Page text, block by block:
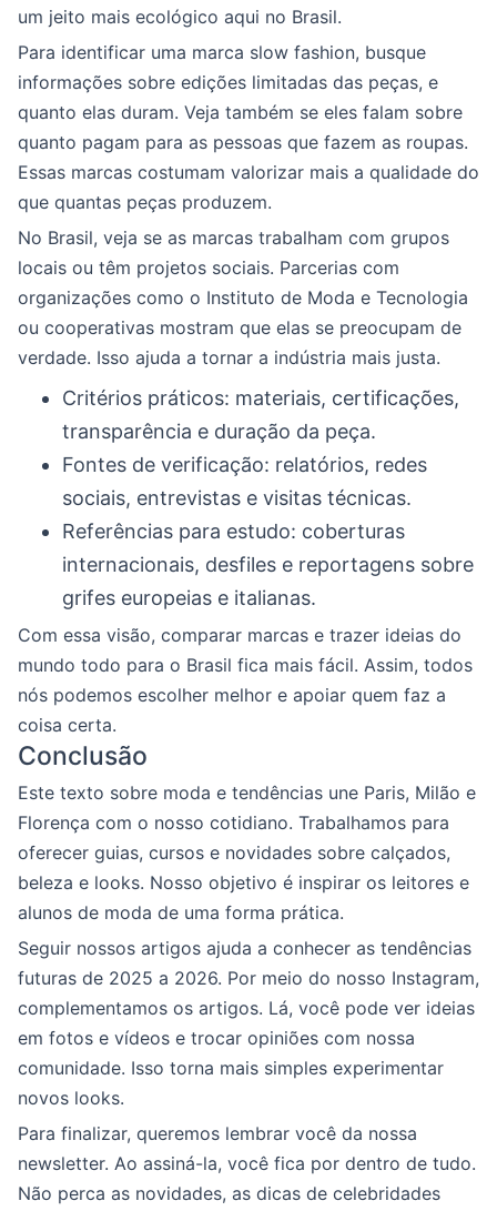
um jeito mais ecológico aqui no Brasil.
Para identificar uma marca slow fashion, busque
informações sobre edições limitadas das peças, e
quanto elas duram. Veja também se eles falam sobre
quanto pagam para as pessoas que fazem as roupas.
Essas marcas costumam valorizar mais a qualidade do
que quantas peças produzem.
No Brasil, veja se as marcas trabalham com grupos
locais ou têm projetos sociais. Parcerias com
organizações como o Instituto de Moda e Tecnologia
ou cooperativas mostram que elas se preocupam de
verdade. Isso ajuda a tornar a indústria mais justa.
Critérios práticos: materiais, certificações,
transparência e duração da peça.
Fontes de verificação: relatórios, redes
sociais, entrevistas e visitas técnicas.
Referências para estudo: coberturas
internacionais, desfiles e reportagens sobre
grifes europeias e italianas.
Com essa visão, comparar marcas e trazer ideias do
mundo todo para o Brasil fica mais fácil. Assim, todos
nós podemos escolher melhor e apoiar quem faz a
coisa certa.
Conclusão
Este texto sobre moda e tendências une Paris, Milão e
Florença com o nosso cotidiano. Trabalhamos para
oferecer guias, cursos e novidades sobre calçados,
beleza e looks. Nosso objetivo é inspirar os leitores e
alunos de moda de uma forma prática.
Seguir nossos artigos ajuda a conhecer as tendências
futuras de 2025 a 2026. Por meio do nosso Instagram,
complementamos os artigos. Lá, você pode ver ideias
em fotos e vídeos e trocar opiniões com nossa
comunidade. Isso torna mais simples experimentar
novos looks.
Para finalizar, queremos lembrar você da nossa
newsletter. Ao assiná-la, você fica por dentro de tudo.
Não perca as novidades, as dicas de celebridades